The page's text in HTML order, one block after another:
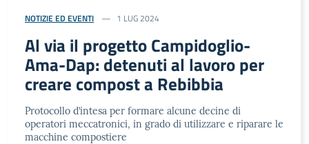
NOTIZIE ED EVENTI 1 LUG 2024
Al via il progetto Campidoglio-
Ama-Dap: detenuti al lavoro per
creare compost a Rebibbia
Protocollo d’intesa per formare alcune decine di
operatori meccatronici, in grado di utilizzare e riparare le
macchine compostiere